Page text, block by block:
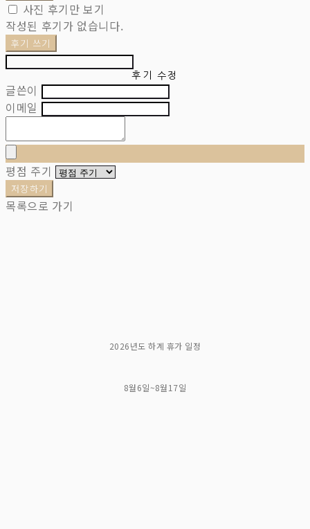
사진 후기만 보기
작성된 후기가 없습니다.
후기 쓰기
후기 수정
글쓴이
이메일
평점 주기
저장하기
목록으로 가기
2026년도 하계 휴가 일정
8월6일~8월17일